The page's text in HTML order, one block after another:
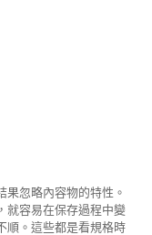
忽略內容物的特性。
就容易在保存過程中變
順。這些都是看規格時